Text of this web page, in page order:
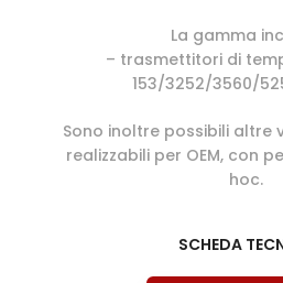
La gamma
– trasmettitori di
153/3252/3560/
Sono inoltre possibili altre
realizzabili per OEM, con
hoc.
SCHEDA